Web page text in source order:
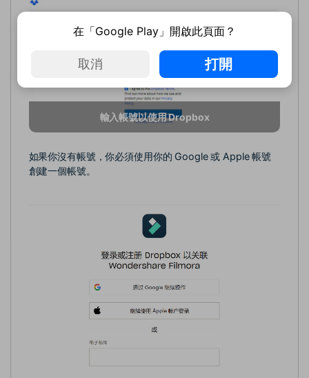
輸入帳號以使用 Dropbox
如果你沒有帳號，你必須使用你的 Google 或 Apple 帳號
創建一個帳號。
在「Google Play」開啟此頁面？
取消 打開